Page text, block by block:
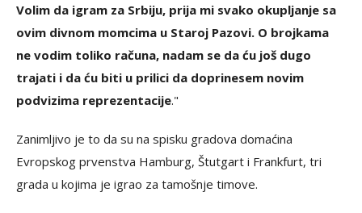
Volim da igram za Srbiju, prija mi svako okupljanje sa
ovim divnom momcima u Staroj Pazovi. O brojkama
ne vodim toliko računa, nadam se da ću još dugo
trajati i da ću biti u prilici da doprinesem novim
podvizima reprezentacije."
Zanimljivo je to da su na spisku gradova domaćina
Evropskog prvenstva Hamburg, Štutgart i Frankfurt, tri
grada u kojima je igrao za tamošnje timove.